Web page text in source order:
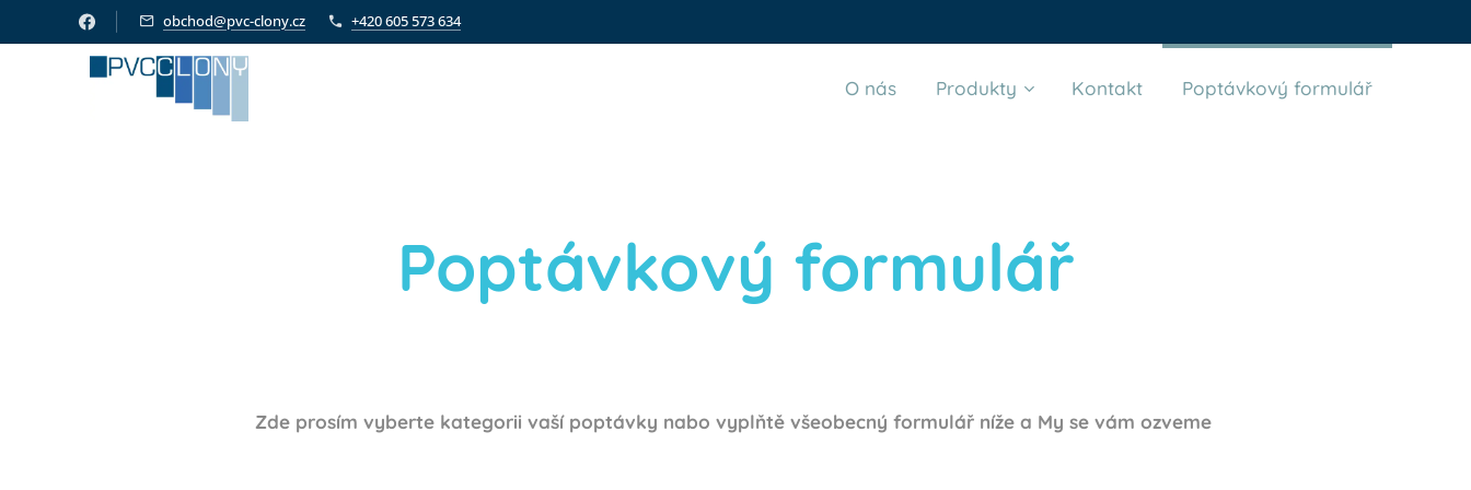
obchod@pvc-clony.cz +420 605 573 634
O nás Produkty Kontakt Poptávkový formulář
Poptávkový formulář
Zde prosím vyberte kategorii vaší poptávky nabo vyplňtě všeobecný formulář níže a My se vám ozveme